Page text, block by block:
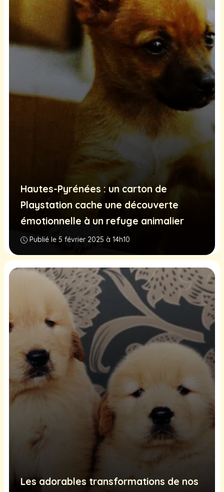
Hautes-Pyrénées : un carton de
Playstation cache une découverte
émotionnelle à un refuge animalier
Publié le 5 février 2025 à 14h10
Les adorables transformations de nos